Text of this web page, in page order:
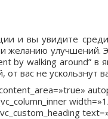
и вы увидите
желанию улучшений.
by walking around” в
от вас не